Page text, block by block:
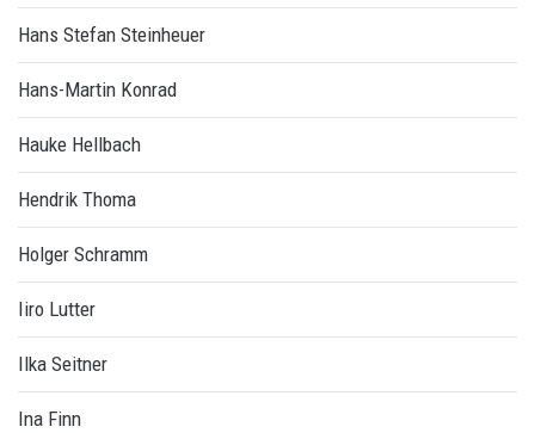
Hans Stefan Steinheuer
Hans-Martin Konrad
Hauke Hellbach
Hendrik Thoma
Holger Schramm
Iiro Lutter
Ilka Seitner
Ina Finn